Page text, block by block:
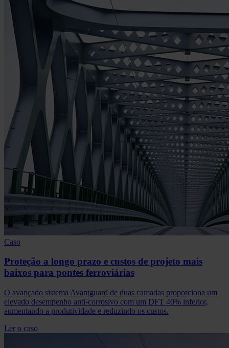
Caso
Proteção a longo prazo e custos de projeto mais
baixos para pontes ferroviárias
O avançado sistema Avantguard de duas camadas proporciona um
elevado desempenho anti-corrosivo com um DFT 40% inferior,
aumentando a produtividade e reduzindo os custos.
Ler o caso